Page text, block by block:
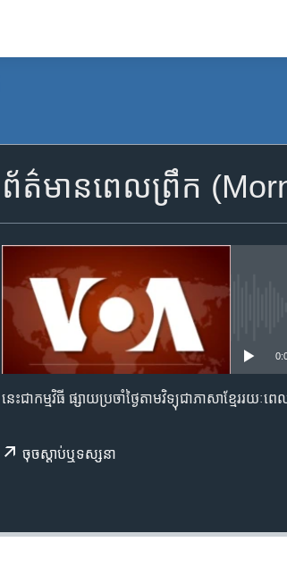
ព័ត៌មាន​ពេល​ព្រឹក
នេះ​ជា​កម្មវិធី ​ផ្សាយ​​ប្រចាំ​ថ្ងៃ​តាម​វិទ្យុ​ជា​ភាសា​ខ្មែរ​​​រយៈ​
ចុច​​ស្តាប់​ឬ​ទស្សនា